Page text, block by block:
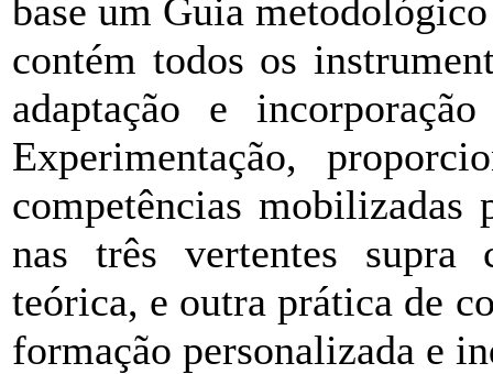
base um Guia
contém todos os
adaptação e
Experimentação,
competências mobilizadas
nas três vertentes supra
teórica, e outra prática de
formação personalizada e